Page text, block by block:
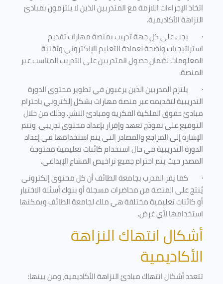
اتخاذ الإجراءات اللازمة مع المتدربين الذين لا يلتزمون بمبادئ
النزاهة الأكاديمية.
· يجب على كل جهة تدريب بمنصة مهارات تقديم
استراتيجيات واضحة لعمادة التعليم الإلكتروني وتقنية
المعلومات لضمان حصول المتدربين على التدريب المناسب عبر
المنصة.
· يلتزم المدربين الذين يرغبون في تطوير محتوى الدورة
التدريبية لتقديمه عبر منصة مهارات بشكل إلكتروني باحترام
مبادئ حقوق الملكية الفكرية ومبادئ النشر. وذلك من خلال
التوقيع على نموذج تعهد وإقرار بإعداد محتوى تدريبي. وتتم
الإشارة إلى المراجع والمصادر التي يتم استخدامها في إعداد
الدورة التدريبية في حال استخدام كائنات تعليمية مفتوحة
المصدر حيث يتم احترام جميع تراخيص المشاع الإبداعي.
· كما يقر المدرب بجامعة الطائف أن كل محتوى إلكتروني
يُنتج على المنصة من محاضرات مسجلة أو بنوك أسئلة الاختبار
أو كائنات تعليمية مختلفة هي ملك لجامعة الطائف ويمكنها
استخدامها لأي غرض.
أشكال انتهاك النزاهة
الأكاديمية
تتعدد أشكال انتهاك مبادئ النزاهة الأكاديمية، ومن بينها: